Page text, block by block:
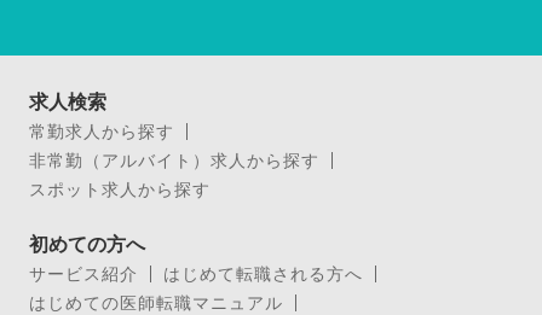
求人検索
常勤求人から探す
非常勤（アルバイト）求人から探す
スポット求人から探す
初めての方へ
サービス紹介
はじめて転職される方へ
はじめての医師転職マニュアル